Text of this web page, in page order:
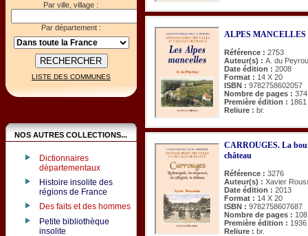
Par ville, village :
Par département :
LISTE DES COMMUNES
NOS AUTRES COLLECTIONS...
Dictionnaires
départementaux
Histoire insolite des
régions de France
Des faits et des hommes
Petite bibliothèque
insolite
ALPES MANCELLES
Référence : 2753
Auteur(s) : A. du
Date édition : 2008
Format : 14 X 20
ISBN : 9782758602057
Nombre de pages : 374
Première édition : 1861
Reliure : br.
CARROUGES. La
château
Référence : 3276
Auteur(s) : Xavier
Date édition : 2013
Format : 14 X 20
ISBN : 9782758607687
Nombre de pages : 108
Première édition :
Reliure : br.